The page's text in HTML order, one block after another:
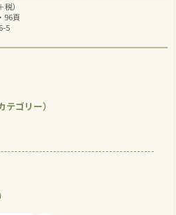
税）
96頁
5
テゴリー）